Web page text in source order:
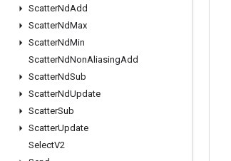
ScatterNdAdd
ScatterNdMax
ScatterNdMin
ScatterNdNonAliasingAdd
ScatterNdSub
ScatterNdUpdate
ScatterSub
ScatterUpdate
SelectV2